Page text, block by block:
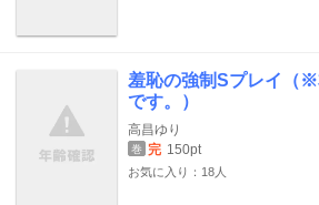
羞恥の強制Sプレイ（
です。）
高昌ゆり
巻 完 150pt
お気に入り：18人